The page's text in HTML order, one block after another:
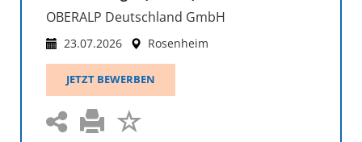
OBERALP Deutschland GmbH
23.07.2026 Rosenheim
JETZT BEWERBEN